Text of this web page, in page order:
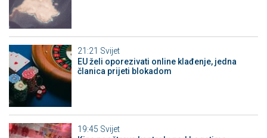
21:21 Svijet
EU želi oporezivati online klađenje, jedna
članica prijeti blokadom
19:45 Svijet